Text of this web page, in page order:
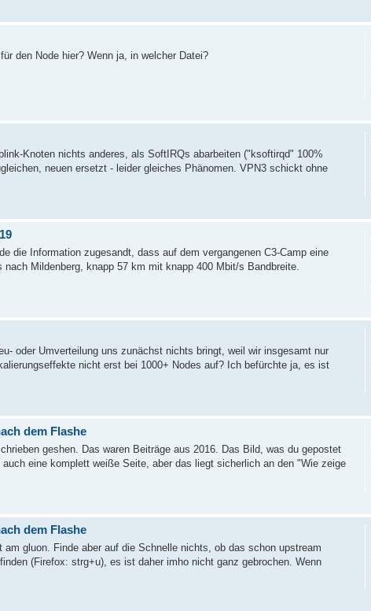
den Node hier? Wenn ja, in welcher Datei?
Knoten nichts anderes, als SoftIRQs abarbeiten ("ksoftirqd" 100%
neuen ersetzt - leider gleiches Phänomen. VPN3 schickt ohne
die Information zugesandt, dass auf dem vergangenen C3-Camp eine
Mildenberg, knapp 57 km mit knapp 400 Mbit/s Bandbreite.
oder Umverteilung uns zunächst nichts bringt, weil wir insgesamt nur
nicht erst bei 1000+ Nodes auf? Ich befürchte ja, es ist
dem Flashe
geshen. Das waren Beiträge aus 2016. Das Bild, was du gepostet
eine komplett weiße Seite, aber das liegt sicherlich an den "Wie zeige
dem Flashe
gluon. Finde aber auf die Schnelle nichts, ob das schon upstream
(Firefox: strg+u), es ist daher imho nicht ganz gebrochen. Wenn